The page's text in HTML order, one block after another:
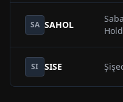
SA SAHOL
SI SISE